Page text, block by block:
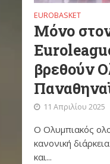
EUROBASKET
Μόνο
βρεθούν
11 Απριλίου 2025
Ο Ολυμπιακός
κανονική
και...